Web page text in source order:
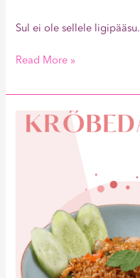
Sul ei ole sellele ligipääsu.
Read More »
Krõbeda
Riisi